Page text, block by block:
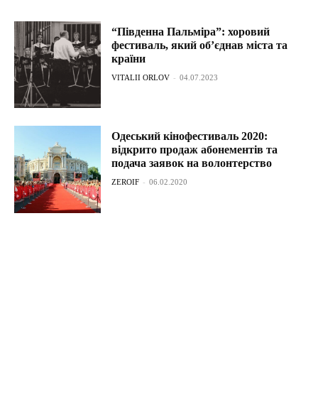
“Південна Пальміра”: хоровий
фестиваль, який об’єднав міста та
країни
VITALII ORLOV - 04.07.2023
Одеський кінофестиваль 2020:
відкрито продаж абонементів та
подача заявок на волонтерство
ZEROIF - 06.02.2020